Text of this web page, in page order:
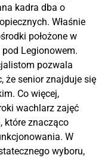
kadra dba o
Właśnie
położone w
Legionowem.
pozwala
że senior znajduje się
Co więcej,
wachlarz zajęć
które znacząco
W
wyboru,